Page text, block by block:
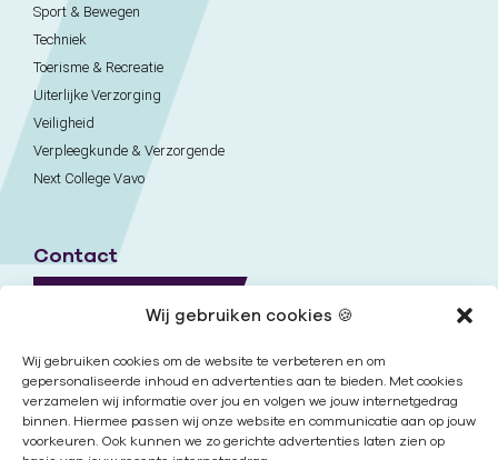
Wij gebruiken cookies 🍪
Wij gebruiken cookies om de website te verbeteren en om
gepersonaliseerde inhoud en advertenties aan te bieden. Met cookies
verzamelen wij informatie over jou en volgen we jouw internetgedrag
binnen. Hiermee passen wij onze website en communicatie aan op jouw
voorkeuren. Ook kunnen we zo gerichte advertenties laten zien op
Sport & Bewegen
Techniek
Toerisme & Recreatie
Uiterlijke Verzorging
Veiligheid
Verpleegkunde & Verzorgende
Next College Vavo
Contact
Nieuwsbrief